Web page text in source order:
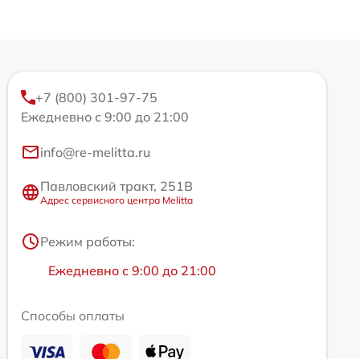
+7 (800) 301-97-75
Ежедневно с 9:00 до 21:00
info@re-melitta.ru
Павловский тракт, 251В
Адрес сервисного центра Melitta
Режим работы:
Ежедневно с 9:00 до 21:00
Способы оплаты